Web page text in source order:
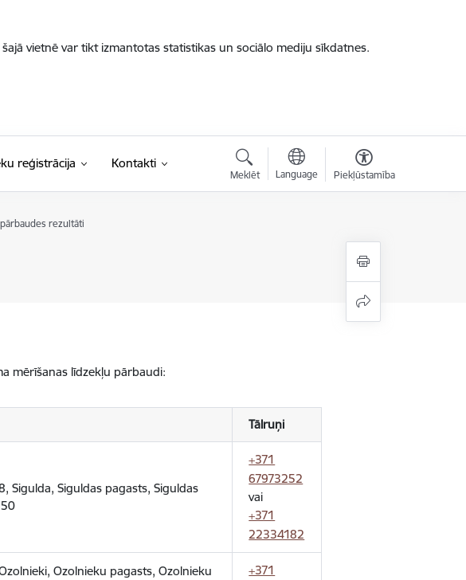
vietnē var tikt izmantotas statistikas un sociālo mediju sīkdatnes.
reģistrācija Kontakti
Meklēt Language Piekļūstamība
rezultāti
mērīšanas līdzekļu pārbaudi:
Tālruņi
Sigulda, Siguldas pagasts, Siguldas
+371
67973252
vai
+371
22334182
Ozolnieku pagasts, Ozolnieku
+371